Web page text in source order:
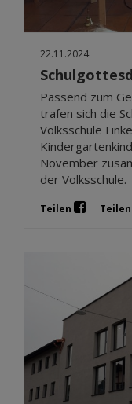
22.11.2024
Passend zum
trafen sich die
Volksschule
November
der Volksschule.
Teilen Teilen